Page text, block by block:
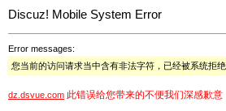
Discuz! Mobile System Error
Error messages:
您当前的访问请求当中含有非法字符，已经被系统拒绝
dz.dsvue.com 此错误给您带来的不便我们深感歉意